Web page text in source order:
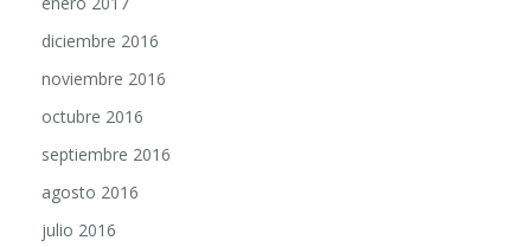
diciembre 2016
noviembre 2016
octubre 2016
septiembre 2016
agosto 2016
julio 2016
junio 2016